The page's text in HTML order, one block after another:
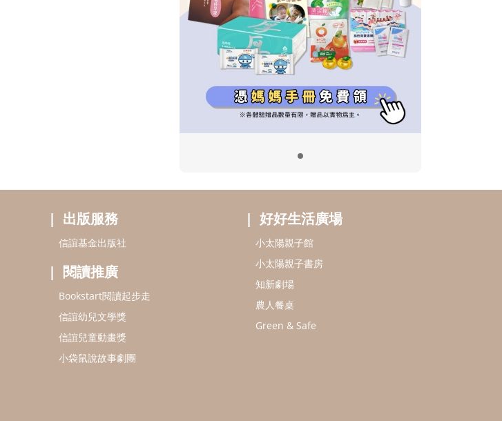
出版服務
信誼基金出版社
閱讀推廣
Bookstart閱讀起步走
信誼幼兒文學獎
信誼兒童動畫獎
小袋鼠說故事劇團
好好生活廣場
小太陽親子館
小太陽親子書房
知新劇場
農人餐桌
Green & Safe